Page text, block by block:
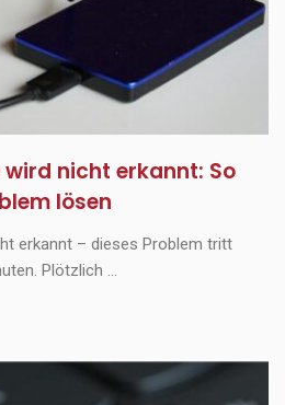
nicht erkannt: So
lösen
erkannt – dieses Problem tritt
Plötzlich ...